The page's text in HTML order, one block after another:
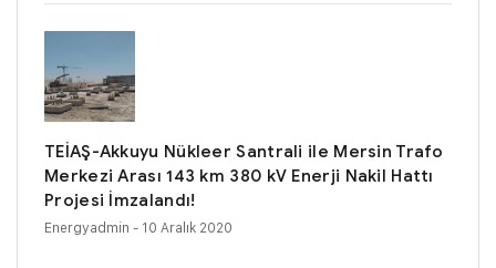
TEİAŞ-Akkuyu Nükleer Santrali ile Mersin Trafo
Merkezi Arası 143 km 380 kV Enerji Nakil Hattı
Projesi İmzalandı!
Energyadmin - 10 Aralık 2020